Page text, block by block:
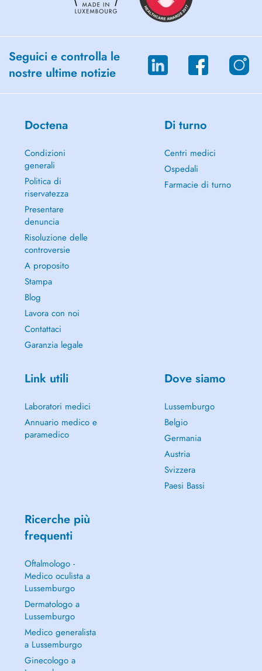
Seguici e controlla le
nostre ultime notizie
Doctena
Condizioni
generali
Politica di
riservatezza
Presentare
denuncia
Risoluzione delle
controversie
A proposito
Stampa
Blog
Lavora con noi
Contattaci
Garanzia legale
Di turno
Centri medici
Ospedali
Farmacie di turno
Link utili
Laboratori medici
Annuario medico e
paramedico
Dove siamo
Lussemburgo
Belgio
Germania
Austria
Svizzera
Paesi Bassi
Ricerche più
frequenti
Oftalmologo -
Medico oculista a
Lussemburgo
Dermatologo a
Lussemburgo
Medico generalista
a Lussemburgo
Ginecologo a